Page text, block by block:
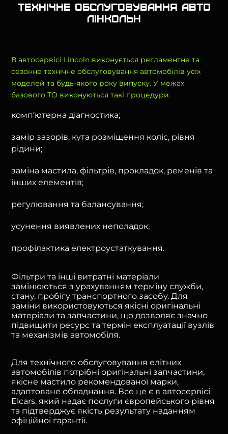
Технічне обслуговування авто
Лінкольн
В автосервісі Lincoln виконується регламентне та
сезонне технічне обслуговування автомобілів усіх
моделей та будь-якого року випуску. У межах
базового ТО виконуються такі процедури:
комп’ютерна діагностика;
замір зазорів, кута розміщення коліс, рівня
рідини;
заміна мастила, фільтрів, прокладок, ременів та
інших елементів;
регулювання та балансування;
усунення виявлених неполадок;
профілактика електроустаткування.
Фільтри та інші витратні матеріали
замінюються з урахуванням терміну служби,
стану, пробігу транспортного засобу. Для
заміни використовуються якісні оригінальні
матеріали та запчастини, що дозволяє значно
підвищити ресурс та термін експлуатації вузлів
та механізмів автомобіля.
Для технічного обслуговування елітних
автомобілів потрібні оригінальні запчастини,
якісне мастило рекомендованої марки,
адаптоване обладнання. Все це є в автосервісі
Elcars, який надає послуги європейського рівня
та підтверджує якість результату наданням
офіційної гарантії.